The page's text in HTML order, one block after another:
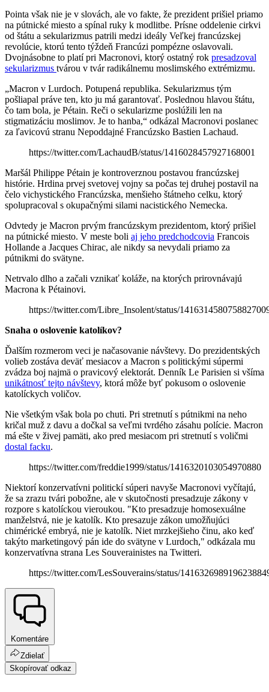
Pointa však nie je v slovách, ale vo fakte, že prezident prišiel priamo
na pútnické miesto a spínal ruky k modlitbe. Prísne oddelenie cirkvi
od štátu a sekularizmus patrili medzi ideály Veľkej francúzskej
revolúcie, ktorú tento týždeň Francúzi pompézne oslavovali.
Dvojnásobne to platí pri Macronovi, ktorý ostatný rok presadzoval
sekularizmus tvárou v tvár radikálnemu moslimského extrémizmu.
„Macron v Lurdoch. Potupená republika. Sekularizmus tým
pošliapal práve ten, kto ju má garantovať. Poslednou hlavou štátu,
čo tam bola, je Pétain. Reči o sekularizme poslúžili len na
stigmatizáciu moslimov. Je to hanba,“ odkázal Macronovi poslanec
za ľavicovú stranu Nepoddajné Francúzsko Bastien Lachaud.
https://twitter.com/LachaudB/status/1416028457927168001
Maršál Philippe Pétain je kontroverznou postavou francúzskej
histórie. Hrdina prvej svetovej vojny sa počas tej druhej postavil na
čelo vichystického Francúzska, menšieho štátneho celku, ktorý
spolupracoval s okupačnými silami nacistického Nemecka.
Odvtedy je Macron prvým francúzskym prezidentom, ktorý prišiel
na pútnické miesto. V meste boli aj jeho predchodcovia Francois
Hollande a Jacques Chirac, ale nikdy sa nevydali priamo za
pútnikmi do svätyne.
Netrvalo dlho a začali vznikať koláže, na ktorých prirovnávajú
Macrona k Pétainovi.
https://twitter.com/Libre_Insolent/status/
Snaha o oslovenie katolíkov?
Ďalším rozmerom veci je načasovanie návštevy. Do prezidentských
volieb zostáva deväť mesiacov a Macron s politickými súpermi
zvádza boj najmä o pravicový elektorát. Denník Le Parisien si všíma
unikátnosť tejto návštevy, ktorá môže byť pokusom o oslovenie
katolíckych voličov.
Nie všetkým však bola po chuti. Pri stretnutí s pútnikmi na neho
kričal muž z davu a dočkal sa veľmi tvrdého zásahu polície. Macron
má ešte v živej pamäti, ako pred mesiacom pri stretnutí s voličmi
dostal facku.
https://twitter.com/freddie1999/status/1416320103054970880
Niektorí konzervatívni politickí súperi navyše Macronovi vyčítajú,
že sa zrazu tvári pobožne, ale v skutočnosti presadzuje zákony v
rozpore s katolíckou vieroukou. "Kto presadzuje homosexuálne
manželstvá, nie je katolík. Kto presazuje zákon umožňujúci
chimérické embryá, nie je katolík. Niet mrzkejšieho činu, ako keď
takýto marketingový pán ide do svätyne v Lurdoch," odkázala mu
konzervatívna strana Les Souverainistes na Twitteri.
https://twitter.com/LesSouverains/status/
Komentáre
Zdielať
Skopírovať odkaz